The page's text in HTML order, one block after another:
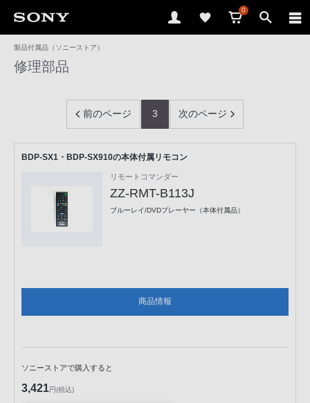
0
製品付属品（ソニーストア）
修理部品
前のページ 3 次のページ
BDP-SX1・BDP-SX910の本体付属リモコン
リモートコマンダー
ZZ-RMT-B113J
ブルーレイ/DVDプレーヤー（本体付属品）
商品情報
ソニーストアで購入すると
3,421円(税込)